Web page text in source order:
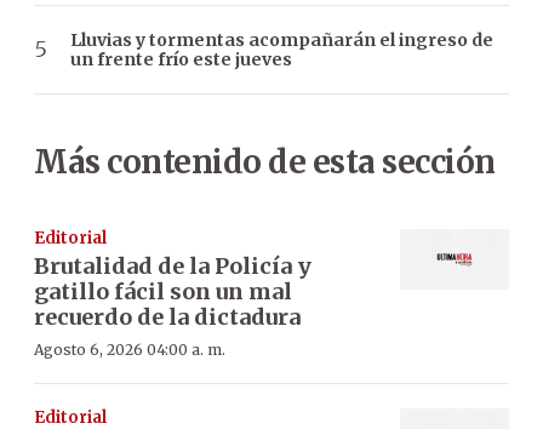
Lluvias y tormentas acompañarán el ingreso de
un frente frío este jueves
Más contenido de esta sección
Editorial
Brutalidad de la Policía y
gatillo fácil son un mal
recuerdo de la dictadura
Agosto 6, 2026 04:00 a. m.
Editorial